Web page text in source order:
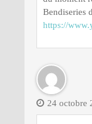
Bendiseries
https://
24 octobre